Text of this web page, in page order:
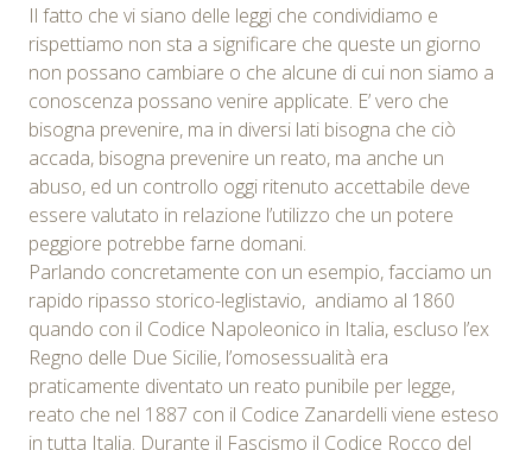
Il fatto che vi siano delle leggi che condividiamo e
rispettiamo non sta a significare che queste un giorno
non possano cambiare o che alcune di cui non siamo a
conoscenza possano venire applicate. E’ vero che
bisogna prevenire, ma in diversi lati bisogna che ciò
accada, bisogna prevenire un reato, ma anche un
abuso, ed un controllo oggi ritenuto accettabile deve
essere valutato in relazione l’utilizzo che un potere
peggiore potrebbe farne domani.
Parlando concretamente con un esempio, facciamo un
rapido ripasso storico-leglistavio, andiamo al 1860
quando con il Codice Napoleonico in Italia, escluso l’ex
Regno delle Due Sicilie, l’omosessualità era
praticamente diventato un reato punibile per legge,
reato che nel 1887 con il Codice Zanardelli viene esteso
in tutta Italia. Durante il Fascismo il Codice Rocco del